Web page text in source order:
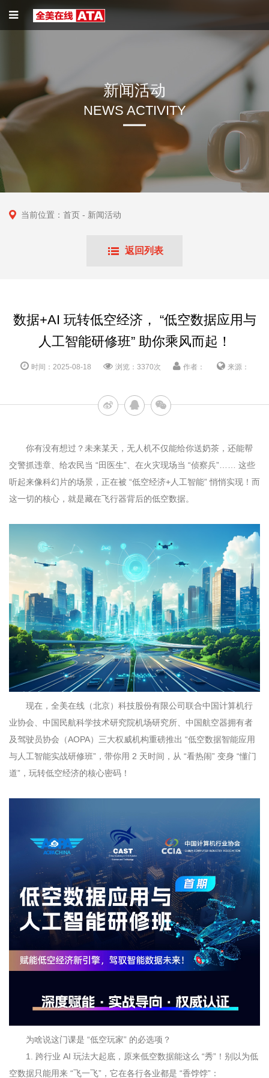
新闻活动
NEWS ACTIVITY
当前位置： 首页 - 新闻活动
返回列表
数据+AI 玩转低空经济， “低空数据应用与
人工智能研修班” 助你乘风而起！
时间：2025-08-18 浏览：3370次 作者： 来源：
你有没有想过？未来某天，无人机不仅能给你送奶茶，还能帮
交警抓违章、给农民当 “田医生”、在火灾现场当 “侦察兵”…… 这些
听起来像科幻片的场景，正在被 “低空经济+人工智能” 悄悄实现！而
这一切的核心，就是藏在飞行器背后的低空数据。
现在，全美在线（北京）科技股份有限公司联合中国计算机行
业协会、中国民航科学技术研究院机场研究所、中国航空器拥有者
及驾驶员协会（AOPA）三大权威机构重磅推出 “低空数据智能应用
与人工智能实战研修班”，带你用 2 天时间，从 “看热闹” 变身 “懂门
道”，玩转低空经济的核心密码！
为啥说这门课是 “低空玩家” 的必选项？
1. 跨行业 AI 玩法大起底，原来低空数据能这么 “秀”！别以为低
空数据只能用来 “飞一飞”，它在各行各业都是 “香饽饽”：